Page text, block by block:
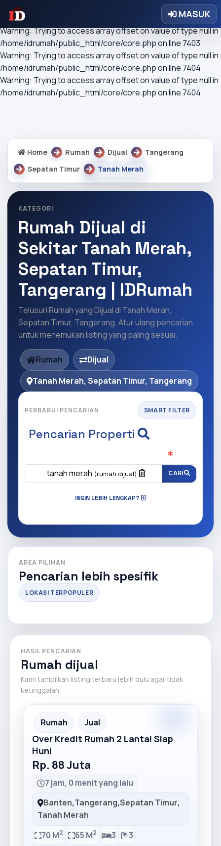
Warning: Trying to access array offset on value of type null in
/home/idrumah/public_html/core/core.php on line 7403
Warning: Trying to access array offset on value of type null in
/home/idrumah/public_html/core/core.php on line 7403
Warning: Trying to access array offset on value of type null in
/home/idrumah/public_html/core/core.php on line 7404
Warning: Trying to access array offset on value of type null in
/home/idrumah/public_html/core/core.php on line 7404
MASUK
Home Rumah Dijual
Tangerang
Sepatan Timur
Tanah Merah
KATEGORI
Rumah Dijual di
Sekitar Tanah Merah,
Sepatan Timur,
Tangerang | IDRumah
Telusuri Rumah yang Dijual di Tanah Merah,
Sepatan Timur, Tangerang. Atur ulang pencarian
untuk menemukan listing yang paling sesuai.
Rumah
Dijual
Tanah Merah, Sepatan Timur, Tangerang
PERBARUI PENCARIAN SMART FILTER
Pencarian Properti
tanah merah (rumah dijual) CARI
INGIN LEBIH LENGKAP?
AREA PILIHAN
Pencarian lebih spesifik
LOKASI TERPOPULER
HASIL PENCARIAN
Rumah dijual
Kami tampilkan listing terbaru lebih dulu agar tidak
ketinggalan.
Recommended
Rumah Jual
Over Kredit Rumah 2 Lantai Siap
Huni
Rp. 88 Juta
7 jam, 0 menit yang lalu
Banten,Tangerang,Sepatan Timur,
Tanah Merah
70 M2 65 M2 3 3